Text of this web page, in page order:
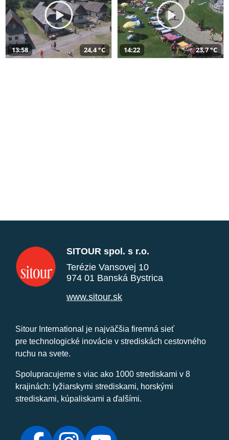
13:58 24,4 °C 14:22 23,7 °C
SITOUR spol. s r.o.
Terézie Vansovej 10
974 01 Banská Bystrica
www.sitour.sk
Sitour International je najväčšia firemná sieť
pre technologické inovácie v strediskách cestovného
ruchu na svete.
Spolupracujeme s viac ako 1000 strediskami v 8
krajinách: lyžiarskymi strediskami, horskými
strediskami, kúpaliskami a ďalšími.